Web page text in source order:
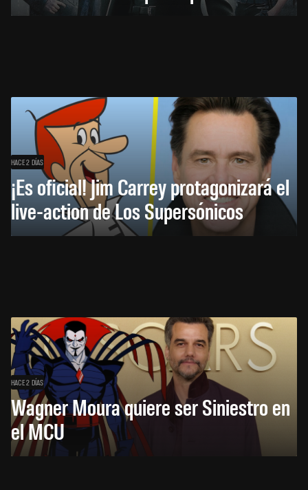
HACE 2 DÍAS
¡Es oficial! Jim Carrey protagonizará el
live-action de Los Supersónicos
HACE 2 DÍAS
Wagner Moura quiere ser Siniestro en
el MCU